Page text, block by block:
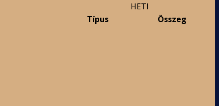
HETI
Típus
Összeg